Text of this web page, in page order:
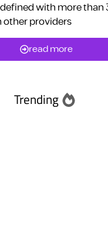
with more than
providers
read more
Trending
Abu Dhabi